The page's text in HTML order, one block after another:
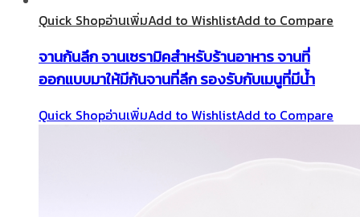
Quick Shopอ่านเพิ่มAdd to WishlistAdd to Compare
จานก้นลึก จานเซรามิคสำหรับร้านอาหาร จานที่
ออกแบบมาให้มีก้นจานที่ลึก รองรับกับเมนูที่มีน้ำ
Quick Shopอ่านเพิ่มAdd to WishlistAdd to Compare